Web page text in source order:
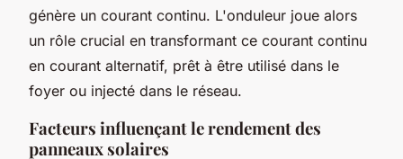
génère un courant continu. L'onduleur joue alors
un rôle crucial en transformant ce courant continu
en courant alternatif, prêt à être utilisé dans le
foyer ou injecté dans le réseau.
Facteurs influençant le rendement des
panneaux solaires